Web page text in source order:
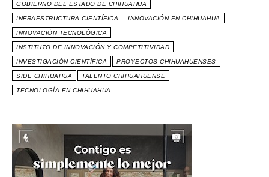
GOBIERNO DEL ESTADO DE CHIHUAHUA
INFRAESTRUCTURA CIENTÍFICA INNOVACIÓN EN CHIHUAHUA
INNOVACIÓN TECNOLÓGICA
INSTITUTO DE INNOVACIÓN Y COMPETITIVIDAD
INVESTIGACIÓN CIENTÍFICA PROYECTOS CHIHUAHUENSES
SIDE CHIHUAHUA TALENTO CHIHUAHUENSE
TECNOLOGÍA EN CHIHUAHUA